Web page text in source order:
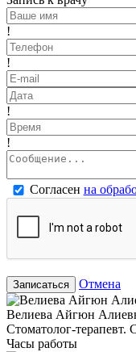
!
!
!
!
Согласен на
Записаться Отмена
Велиева Айгюн
Стоматолог-терапевт.
Часы работы